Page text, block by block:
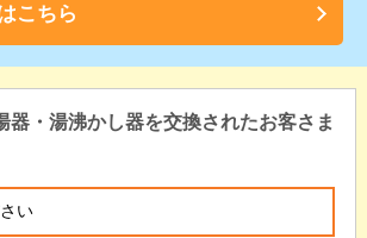
こちら
器・湯沸かし器を交換されたお客さま